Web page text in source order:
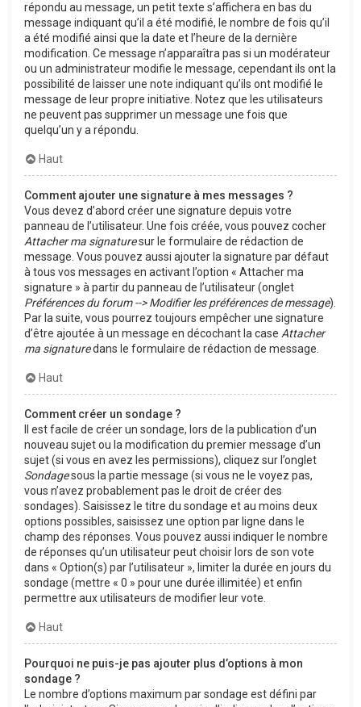
répondu au message, un petit texte s’affichera en bas du
message indiquant qu’il a été modifié, le nombre de fois qu’il
a été modifié ainsi que la date et l’heure de la dernière
modification. Ce message n’apparaîtra pas si un modérateur
ou un administrateur modifie le message, cependant ils ont la
possibilité de laisser une note indiquant qu’ils ont modifié le
message de leur propre initiative. Notez que les utilisateurs
ne peuvent pas supprimer un message une fois que
quelqu’un y a répondu.
Haut
Comment ajouter une signature à mes messages ?
Vous devez d’abord créer une signature depuis votre
panneau de l’utilisateur. Une fois créée, vous pouvez cocher
Attacher ma signaturesur le formulaire de rédaction de
message. Vous pouvez aussi ajouter la signature par défaut
à tous vos messages en activant l’option « Attacher ma
signature » à partir du panneau de l’utilisateur (onglet
Préférences du forum --> Modifier les préférences de message).
Par la suite, vous pourrez toujours empêcher une signature
d’être ajoutée à un message en décochant la case Attacher
ma signaturedans le formulaire de rédaction de message.
Haut
Comment créer un sondage ?
Il est facile de créer un sondage, lors de la publication d’un
nouveau sujet ou la modification du premier message d’un
sujet (si vous en avez les permissions), cliquez sur l’onglet
Sondagesous la partie message (si vous ne le voyez pas,
vous n’avez probablement pas le droit de créer des
sondages). Saisissez le titre du sondage et au moins deux
options possibles, saisissez une option par ligne dans le
champ des réponses. Vous pouvez aussi indiquer le nombre
de réponses qu’un utilisateur peut choisir lors de son vote
dans « Option(s) par l’utilisateur », limiter la durée en jours du
sondage (mettre « 0 » pour une durée illimitée) et enfin
permettre aux utilisateurs de modifier leur vote.
Haut
Pourquoi ne puis-je pas ajouter plus d’options à mon
sondage ?
Le nombre d’options maximum par sondage est défini par